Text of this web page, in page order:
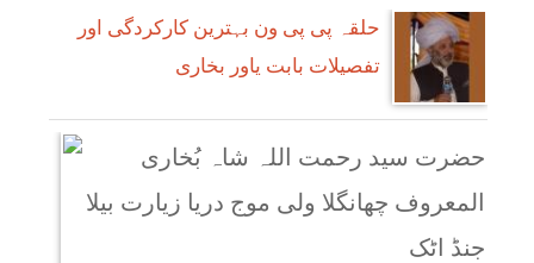
حلقہ پی پی ون بہترین کارکردگی اور
تفصیلات بابت یاور بخاری